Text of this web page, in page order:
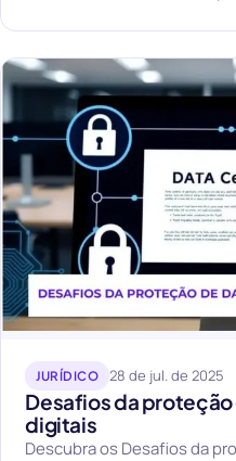
JURÍDICO 28 de jul. de 2025
Desafios da
digitais
Descubra os Desafios da